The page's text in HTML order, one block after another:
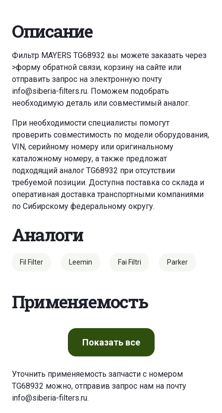
Описание
Фильтр MAYERS TG68932 вы можете заказать через
>форму обратной связи, корзину на сайте или
отправить запрос на электронную почту
info@siberia-filters.ru. Поможем подобрать
необходимую деталь или совместимый аналог.
При необходимости специалисты помогут
проверить совместимость по модели оборудования,
VIN, серийному номеру или оригинальному
каталожному номеру, а также предложат
подходящий аналог TG68932 при отсутствии
требуемой позиции. Доступна поставка со склада и
оперативная доставка транспортными компаниями
по Сибирскому федеральному округу.
Аналоги
Fil Filter Leemin Fai Filtri Parker
Применяемость
Показатьвсе
Уточнить применяемость запчасти с номером
TG68932 можно, отправив запрос нам на почту
info@siberia-filters.ru.